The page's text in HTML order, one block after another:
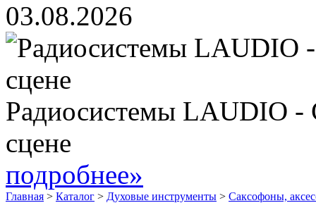
03.08.2026
Радиосистемы LAUDIO -
сцене
подробнее»
Главная > Каталог > Духовые инструменты > Саксофоны,